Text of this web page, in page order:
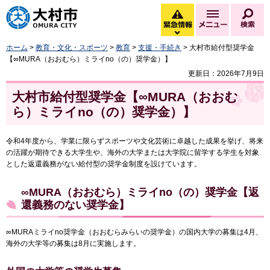
大村市
緊急情報
緊急情報を開く
メニュー
ホーム > 教育・文化・スポーツ > 教育 > 支援・手続き > 大村市給付型奨学金
【∞MURA（おおむら）ミライno（の）奨学金）】
更新日：2026年7月9日
大村市給付型奨学金【∞MURA（おおむ
ら）ミライno（の）奨学金）】
令和4年度から、学業に限らずスポーツや文化芸術に卓越した成果を挙げ、将来
の活躍が期待できる大学生や、海外の大学または大学院に留学する学生を対象
とした返還義務がない給付型の奨学金制度を設けています。
∞MURA（おおむら）ミライno（の）奨学金【返
還義務のない奨学金】
∞MURAミライno奨学金（おおむらみらいの奨学金）の国内大学の募集は4月、
海外の大学等の募集は8月に実施します。